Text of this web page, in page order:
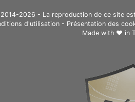
2026 - La reproduction de ce site
d'utilisation - Présentation des
Made with ❤ in